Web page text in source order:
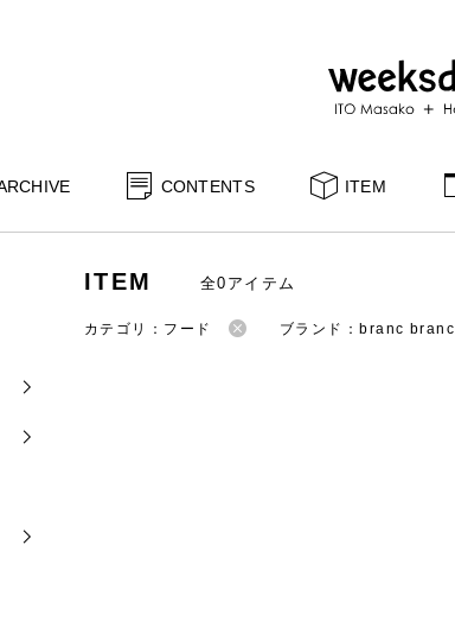
CONTENTS ITEM
ITEM 全0アイテム
カテゴリ：フード ブランド：branc branc